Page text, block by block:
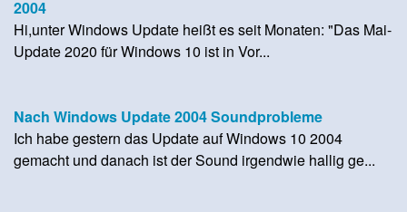
2004
Hi,unter Windows Update heißt es seit Monaten: "Das Mai-
Update 2020 für Windows 10 ist in Vor...
Nach Windows Update 2004 Soundprobleme
Ich habe gestern das Update auf Windows 10 2004
gemacht und danach ist der Sound irgendwie hallig ge...